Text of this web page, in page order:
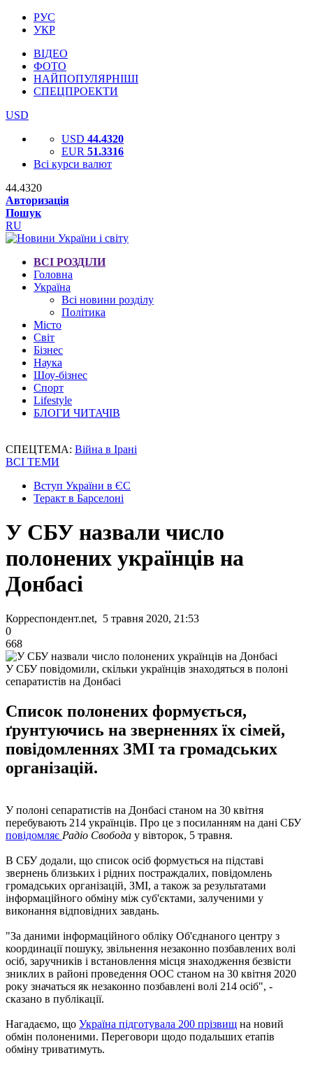
РУС
УКР
ВІДЕО
ФОТО
НАЙПОПУЛЯРНІШІ
СПЕЦПРОЕКТИ
USD
USD 44.4320
EUR 51.3316
Всі курси валют
44.4320
Авторизація
Пошук
RU
ВСІ РОЗДІЛИ
Головна
Україна
Всі новини розділу
Політика
Місто
Світ
Бізнес
Наука
Шоу-бізнес
Спорт
Lifestyle
БЛОГИ ЧИТАЧІВ
СПЕЦТЕМА: Війна в Ірані
ВСІ ТЕМИ
Вступ України в ЄС
Теракт в Барселоні
У СБУ назвали число
полонених українців на
Донбасі
Корреспондент.net, 5 травня 2020, 21:53
0
668
У СБУ повідомили, скільки українців знаходяться в полоні
сепаратистів на Донбасі
Список полонених формується,
ґрунтуючись на зверненнях їх сімей,
повідомленнях ЗМІ та громадських
організацій.
У полоні сепаратистів на Донбасі станом на 30 квітня
перебувають 214 українців. Про це з посиланням на дані СБУ
повідомляє Радіо Свобода у вівторок, 5 травня.
В СБУ додали, що список осіб формується на підставі
звернень близьких і рідних постраждалих, повідомлень
громадських організацій, ЗМІ, а також за результатами
інформаційного обміну між суб'єктами, залученими у
виконання відповідних завдань.
"За даними інформаційного обліку Об'єднаного центру з
координації пошуку, звільнення незаконно позбавлених волі
осіб, заручників і встановлення місця знаходження безвісти
зниклих в районі проведення ООС станом на 30 квітня 2020
року значаться як незаконно позбавлені волі 214 осіб", -
сказано в публікації.
Нагадаємо, що Україна підготувала 200 прізвищ на новий
обмін полоненими. Переговори щодо подальших етапів
обміну триватимуть.